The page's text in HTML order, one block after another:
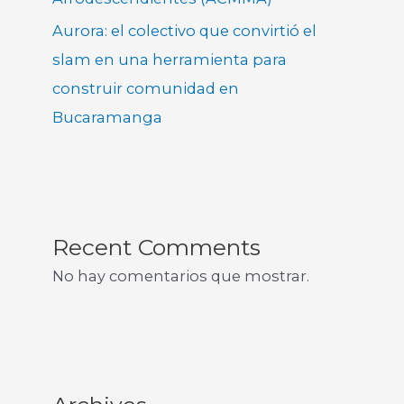
Aurora: el colectivo que convirtió el
slam en una herramienta para
construir comunidad en
Bucaramanga
Recent Comments
No hay comentarios que mostrar.